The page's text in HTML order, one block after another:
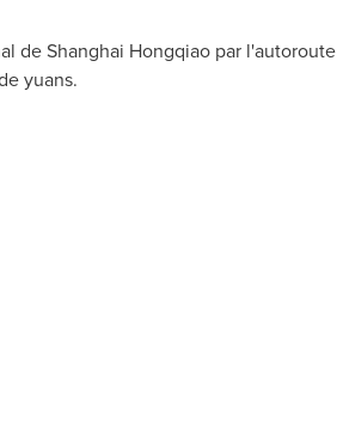
de Shanghai Hongqiao par l'autoroute
yuans.